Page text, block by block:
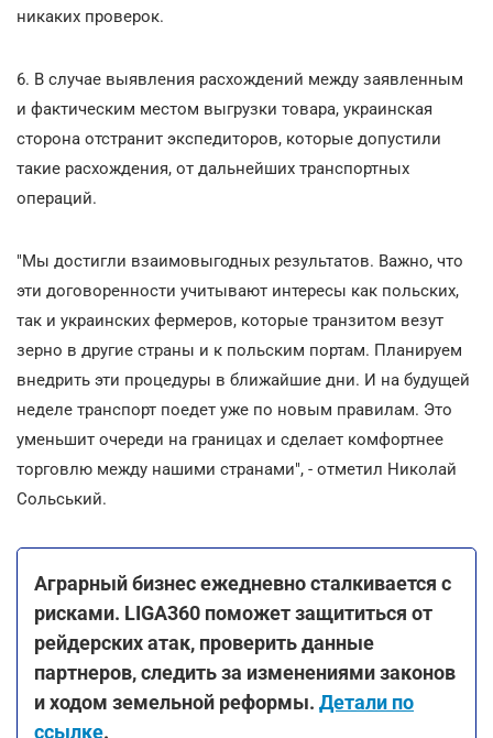
никаких проверок.
6. В случае выявления расхождений между заявленным
и фактическим местом выгрузки товара, украинская
сторона отстранит экспедиторов, которые допустили
такие расхождения, от дальнейших транспортных
операций.
"Мы достигли взаимовыгодных результатов. Важно, что
эти договоренности учитывают интересы как польских,
так и украинских фермеров, которые транзитом везут
зерно в другие страны и к польским портам. Планируем
внедрить эти процедуры в ближайшие дни. И на будущей
неделе транспорт поедет уже по новым правилам. Это
уменьшит очереди на границах и сделает комфортнее
торговлю между нашими странами", - отметил Николай
Сольський.
Аграрный бизнес ежедневно сталкивается с
рисками. LIGA360 поможет защититься от
рейдерских атак, проверить данные
партнеров, следить за изменениями законов
и ходом земельной реформы. Детали по
ссылке.